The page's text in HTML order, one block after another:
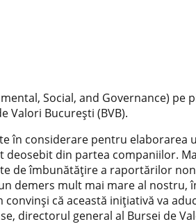
Social, and Governance)
Valori Bucureşti (BVB).
în considerare pentru
deosebit din partea companiilor.
de îmbunătăţire a raportărilor
demers mult mai mare al nostru,
că această iniţiativă va
directorul general al Bursei de